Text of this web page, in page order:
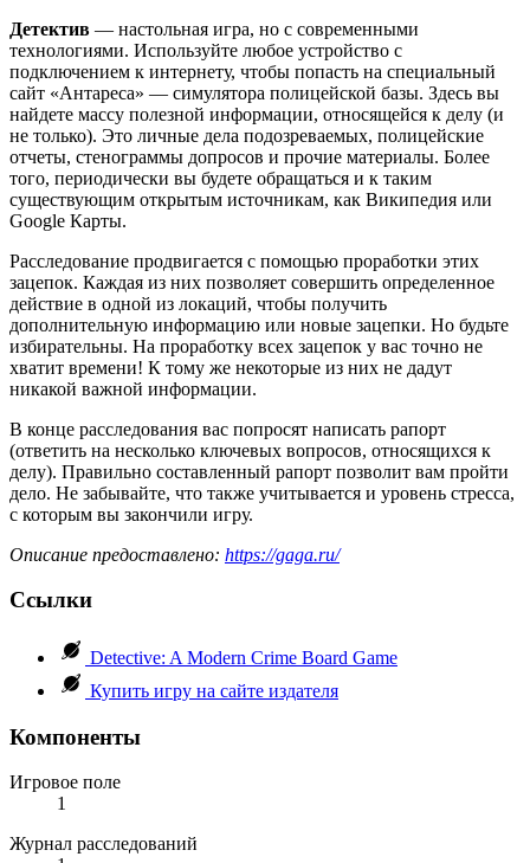
Детектив — настольная игра, но с современными
технологиями. Используйте любое устройство с
подключением к интернету, чтобы попасть на специальный
сайт «Антареса» — симулятора полицейской базы. Здесь вы
найдете массу полезной информации, относящейся к делу (и
не только). Это личные дела подозреваемых, полицейские
отчеты, стенограммы допросов и прочие материалы. Более
того, периодически вы будете обращаться и к таким
существующим открытым источникам, как Википедия или
Google Карты.
Расследование продвигается с помощью проработки этих
зацепок. Каждая из них позволяет совершить определенное
действие в одной из локаций, чтобы получить
дополнительную информацию или новые зацепки. Но будьте
избирательны. На проработку всех зацепок у вас точно не
хватит времени! К тому же некоторые из них не дадут
никакой важной информации.
В конце расследования вас попросят написать рапорт
(ответить на несколько ключевых вопросов, относящихся к
делу). Правильно составленный рапорт позволит вам пройти
дело. Не забывайте, что также учитывается и уровень стресса,
с которым вы закончили игру.
Описание предоставлено: https://gaga.ru/
Ссылки
Detective: A Modern Crime Board Game
Купить игру на сайте издателя
Компоненты
Игровое поле
1
Журнал расследований